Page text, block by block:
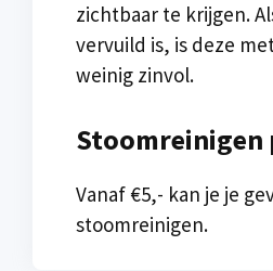
zichtbaar te krijgen.
vervuild is, is deze
weinig zinvol.
Stoomreinigen
Vanaf €5,- kan je je
stoomreinigen.